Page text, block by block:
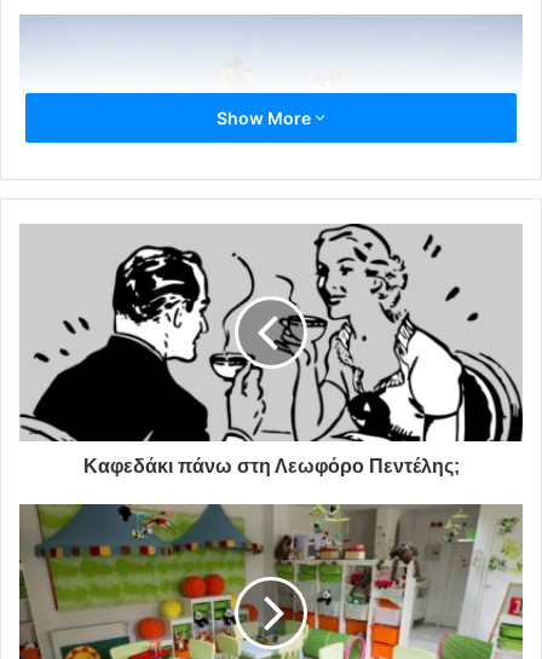
Μεταξύ των σημαντικών στιγμών θα είναι η ψηφιακή
παγκόσμια πρεμιέρα της ταινίας «Crazy World», η οποία
εντυπωσίασε το κοινό στο πρόγραμμα Midnight Madness
του TIFF 2019, καθώς και η διαδικτυακή πρώτη προβολή
του ντοκιμαντέρ «Ricky Powell: The Individualist» με τη
Νατάσα Λιόν και τον LL Cool J, η παγκόσμια πρεμιέρα της
ταινίας «Motorcycle Drive By» των Third Eye Blind και
συζητήσεις με τον Φράνσις Φορντ Κόπολα, τον Στίβεν
Σόντενμπεργκ, τον Σονγκ Κανγκ-χο, τον Μπονγκ Τζουν-
χο και τον Τσάκι Τσαν.
Show More
Καφεδάκι πάνω στη Λεωφόρο Πεντέλης;